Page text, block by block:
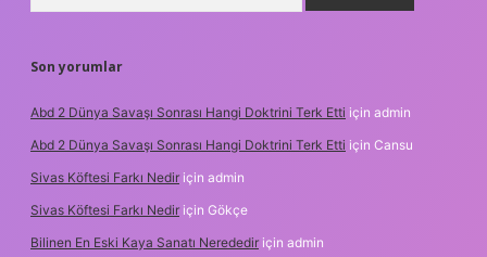
Son yorumlar
Abd 2 Dünya Savaşı Sonrası Hangi Doktrini Terk Etti için admin
Abd 2 Dünya Savaşı Sonrası Hangi Doktrini Terk Etti için Cansu
Sivas Köftesi Farkı Nedir için admin
Sivas Köftesi Farkı Nedir için Gökçe
Bilinen En Eski Kaya Sanatı Nerededir için admin